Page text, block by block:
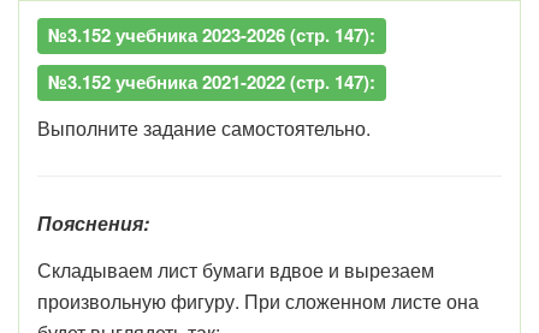
№3.152 учебника 2023-2026 (стр. 147):
№3.152 учебника 2021-2022 (стр. 147):
Выполните задание самостоятельно.
Пояснения:
Складываем лист бумаги вдвое и вырезаем
произвольную фигуру. При сложенном листе она